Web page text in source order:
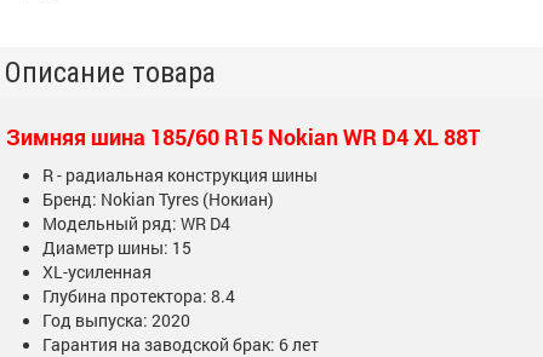
Описание товара
Зимняя шина 185/60 R15 Nokian WR D4 XL 88T
R - радиальная конструкция шины
Бренд: Nokian Tyres (Нокиан)
Модельный ряд: WR D4
Диаметр шины: 15
XL-усиленная
Глубина протектора: 8.4
Год выпуска: 2020
Гарантия на заводской брак: 6 лет